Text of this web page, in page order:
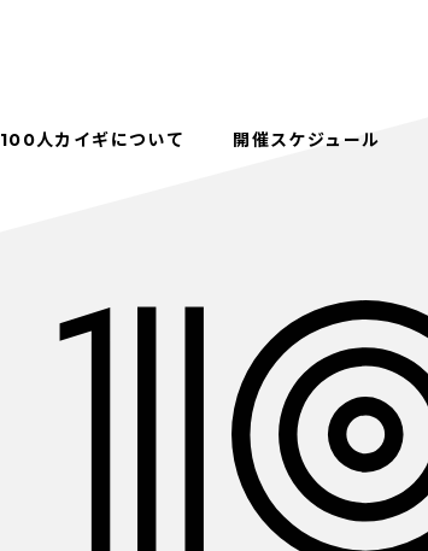
100人カイギについて 開催スケジュール